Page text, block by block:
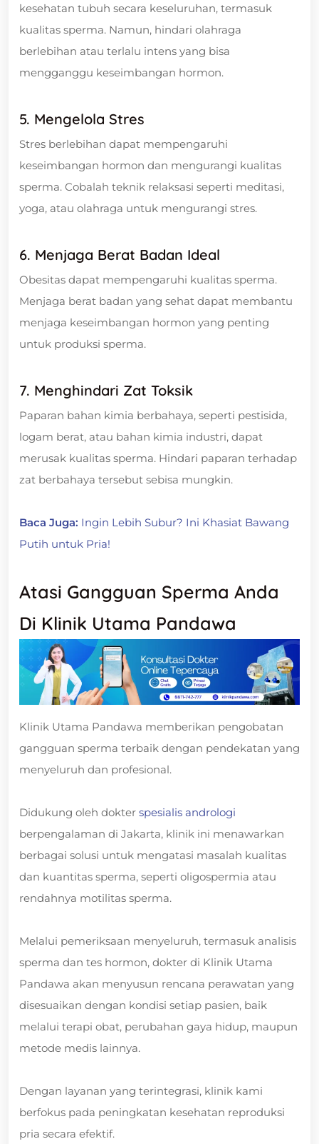
kesehatan tubuh secara keseluruhan, termasuk
kualitas sperma. Namun, hindari olahraga
berlebihan atau terlalu intens yang bisa
mengganggu keseimbangan hormon.
5. Mengelola Stres
Stres berlebihan dapat mempengaruhi
keseimbangan hormon dan mengurangi kualitas
sperma. Cobalah teknik relaksasi seperti meditasi,
yoga, atau olahraga untuk mengurangi stres.
6. Menjaga Berat Badan Ideal
Obesitas dapat mempengaruhi kualitas sperma.
Menjaga berat badan yang sehat dapat membantu
menjaga keseimbangan hormon yang penting
untuk produksi sperma.
7. Menghindari Zat Toksik
Paparan bahan kimia berbahaya, seperti pestisida,
logam berat, atau bahan kimia industri, dapat
merusak kualitas sperma. Hindari paparan terhadap
zat berbahaya tersebut sebisa mungkin.
Baca Juga: Ingin Lebih Subur? Ini Khasiat Bawang
Putih untuk Pria!
Atasi Gangguan Sperma Anda
Di Klinik Utama Pandawa
Klinik Utama Pandawa memberikan pengobatan
gangguan sperma terbaik dengan pendekatan yang
menyeluruh dan profesional.
Didukung oleh dokter spesialis andrologi
berpengalaman di Jakarta, klinik ini menawarkan
berbagai solusi untuk mengatasi masalah kualitas
dan kuantitas sperma, seperti oligospermia atau
rendahnya motilitas sperma.
Melalui pemeriksaan menyeluruh, termasuk analisis
sperma dan tes hormon, dokter di Klinik Utama
Pandawa akan menyusun rencana perawatan yang
disesuaikan dengan kondisi setiap pasien, baik
melalui terapi obat, perubahan gaya hidup, maupun
metode medis lainnya.
Dengan layanan yang terintegrasi, klinik kami
berfokus pada peningkatan kesehatan reproduksi
pria secara efektif.